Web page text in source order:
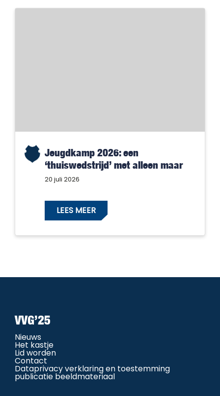
Jeugdkamp 2026: een
‘thuiswedstrijd’ met alleen maar
winnaars!
20 juli 2026
LEES MEER
VVG’25
Nieuws
Het kastje
Lid worden
Contact
Dataprivacy verklaring en toestemming
publicatie beeldmateriaal